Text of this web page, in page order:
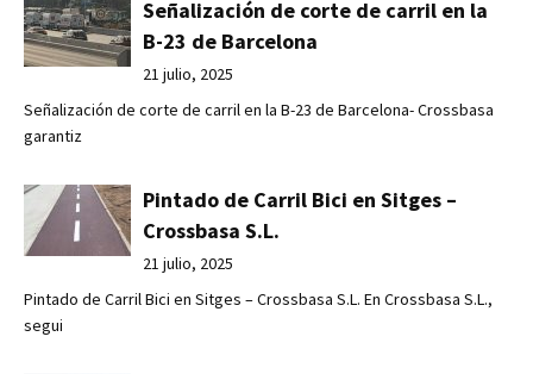
Señalización de corte de carril en la
B-23 de Barcelona
21 julio, 2025
Señalización de corte de carril en la B-23 de Barcelona- Crossbasa
garantiz
Pintado de Carril Bici en Sitges –
Crossbasa S.L.
21 julio, 2025
Pintado de Carril Bici en Sitges – Crossbasa S.L. En Crossbasa S.L.,
segui